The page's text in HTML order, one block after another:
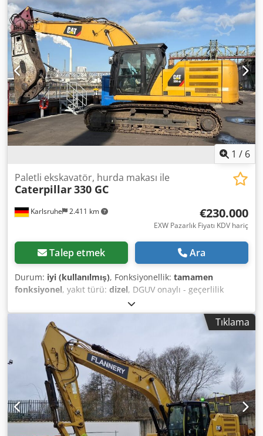
Hidrolik hatları ve kaldırma silindiri dahil olmak üzere
komple olarak satılmakta ve hemen kullanıma hazırdır.
Detaylar:* Orijinal CAT bom Dsdoziyb Dspfx Ai Nock * CAT
320?330 modellerine uygun (versiyona bağlı olarak) * Yeni,
kullanılmamış * Kaldırma silindiri dahil * Hidrolik hatlar
takılı * Hemen teslim Bir ekskavatörün yedek parçası,
yeniden yapılandırılması veya onarımı için idealdir.
1 / 6
Karlsruhe 2.411 km
Paletli ekskavatör, hurda makası ile
Caterpillar330 GC
€230.000
EXW Pazarlık Fiyatı KDV hariç
Talep etmek Ara
Durum: iyi (kullanılmış), Fonksiyonellik: tamamen
fonksiyonel, yakıt türü: dizel, DGUV onaylı - geçerlilik
2019
makine/araç numarası:CAT00330KNDH00178, Satılık
Caterpillar makaslı ekskavatör, model 330 GC, üretim yılı
08/2019, yalnızca 1.515,6 çalışma saati ile. Takılı Demarec
(Kingshofer) makas, model DRS-60-B ile donatılmıştır.
Makine hemen teslim edilebilir ve önceden anlaşma ile
Karlsruhe Limanı'nda incelenebilir. Daha fazla bilgi talep
üzerine verilir. Satış yalnızca ticari müşterilere yöneliktir.
Bu teklif bağlayıcı değildir ve taraflar arasında ayrıntılı
teknik ve hukuki inceleme ile sözleşmeye bağlıdır.
Dcsdpezb Nmhjfx Ai Nok
Tıklama